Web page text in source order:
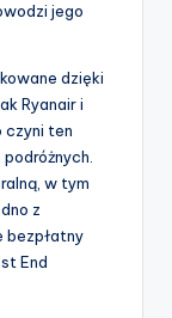
jego
dzięki
Ryanair i
czyni ten
w tym
z
bezpłatny
End